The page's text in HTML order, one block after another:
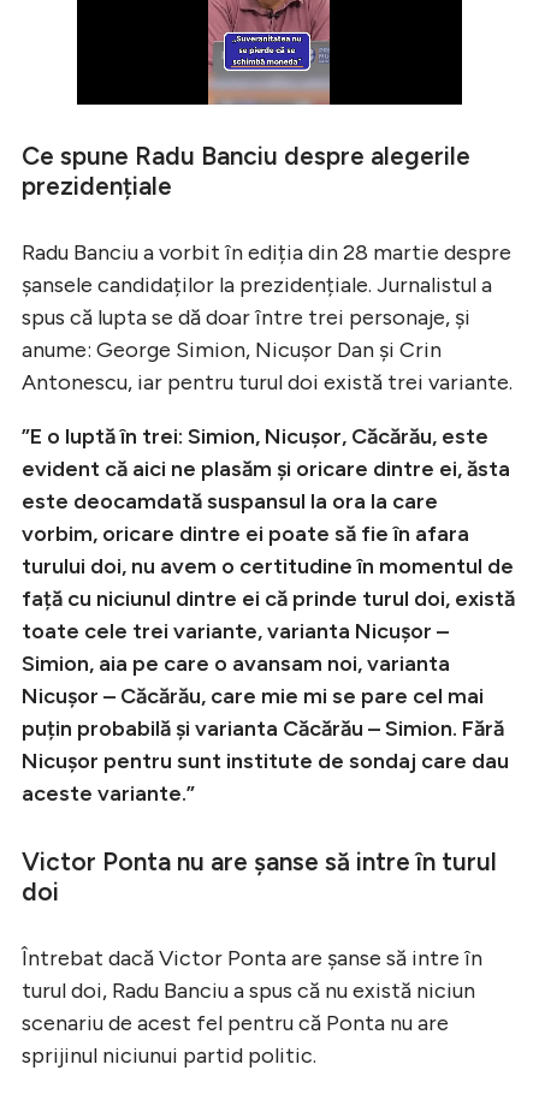
Ce spune Radu Banciu despre alegerile
prezidențiale
Radu Banciu a vorbit în ediția din 28 martie despre
șansele candidaților la prezidențiale. Jurnalistul a
spus că lupta se dă doar între trei personaje, și
anume: George Simion, Nicușor Dan și Crin
Antonescu, iar pentru turul doi există trei variante.
”E o luptă în trei: Simion, Nicușor, Căcărău, este
evident că aici ne plasăm și oricare dintre ei, ăsta
este deocamdată suspansul la ora la care
vorbim, oricare dintre ei poate să fie în afara
turului doi, nu avem o certitudine în momentul de
față cu niciunul dintre ei că prinde turul doi, există
toate cele trei variante, varianta Nicușor –
Simion, aia pe care o avansam noi, varianta
Nicușor – Căcărău, care mie mi se pare cel mai
puțin probabilă și varianta Căcărău – Simion. Fără
Nicușor pentru sunt institute de sondaj care dau
aceste variante.”
Victor Ponta nu are șanse să intre în turul
doi
Întrebat dacă Victor Ponta are șanse să intre în
turul doi, Radu Banciu a spus că nu există niciun
scenariu de acest fel pentru că Ponta nu are
sprijinul niciunui partid politic.